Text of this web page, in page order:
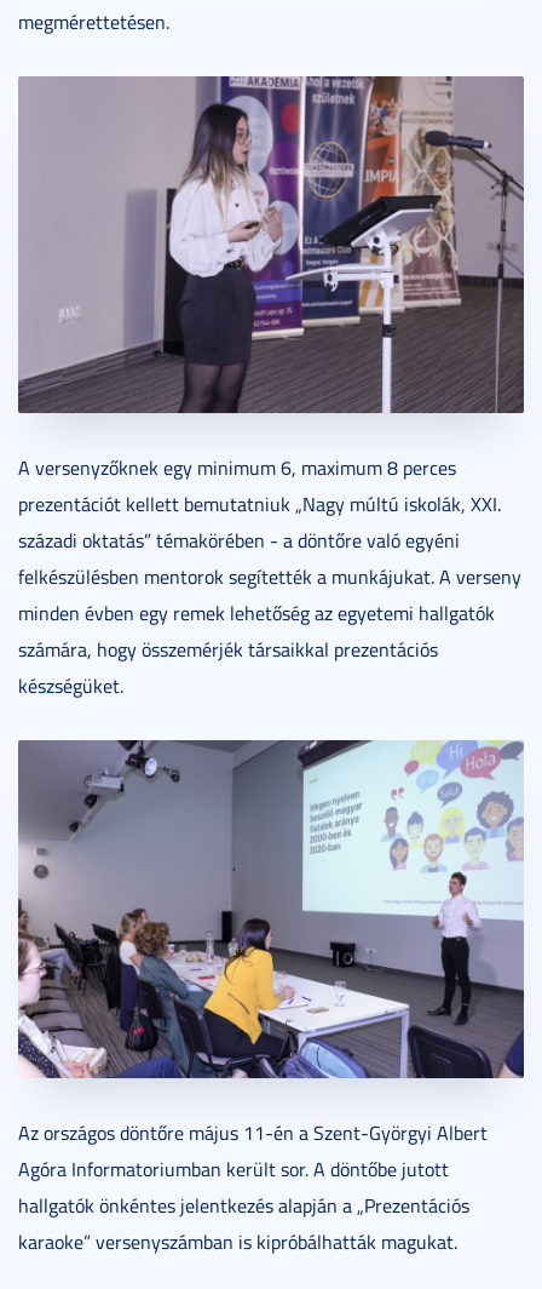
megmérettetésen.
A versenyzőknek egy minimum 6, maximum 8 perces
prezentációt kellett bemutatniuk „Nagy múltú iskolák, XXI.
századi oktatás” témakörében - a döntőre való egyéni
felkészülésben mentorok segítették a munkájukat. A verseny
minden évben egy remek lehetőség az egyetemi hallgatók
számára, hogy összemérjék társaikkal prezentációs
készségüket.
Az országos döntőre május 11-én a Szent-Györgyi Albert
Agóra Informatoriumban került sor. A döntőbe jutott
hallgatók önkéntes jelentkezés alapján a „Prezentációs
karaoke” versenyszámban is kipróbálhatták magukat.